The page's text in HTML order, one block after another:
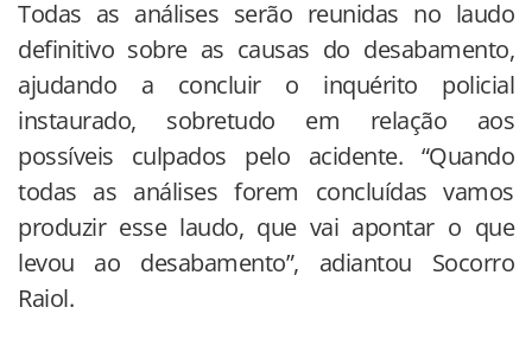
Todas as análises serão reunidas no laudo
definitivo sobre as causas do desabamento,
ajudando a concluir o inquérito policial
instaurado, sobretudo em relação aos
possíveis culpados pelo acidente. “Quando
todas as análises forem concluídas vamos
produzir esse laudo, que vai apontar o que
levou ao desabamento”, adiantou Socorro
Raiol.